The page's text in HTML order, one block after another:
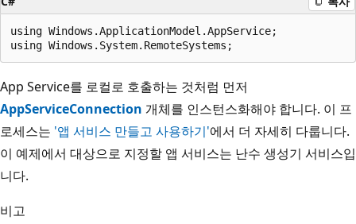
using Windows.ApplicationModel.AppService;
App Service를 로컬로 호출하는 것처럼 먼저
AppServiceConnection 개체를 인스턴스화해야 합니다. 이 프
로세스는 '앱 서비스 만들고 사용하기'에서 더 자세히 다룹니다.
이 예제에서 대상으로 지정할 앱 서비스는 난수 생성기 서비스입
니다.
비고